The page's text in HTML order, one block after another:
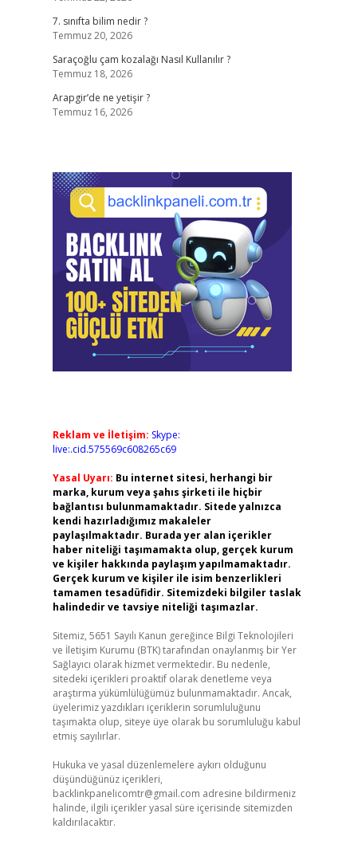
7. sınıfta bilim nedir ?
Temmuz 20, 2026
Saraçoğlu çam kozalağı Nasıl Kullanılır ?
Temmuz 18, 2026
Arapgir’de ne yetişir ?
Temmuz 16, 2026
Reklam ve İletişim: Skype:
live:.cid.575569c608265c69
Yasal Uyarı: Bu internet sitesi, herhangi bir
marka, kurum veya şahıs şirketi ile hiçbir
bağlantısı bulunmamaktadır. Sitede yalnızca
kendi hazırladığımız makaleler
paylaşılmaktadır. Burada yer alan içerikler
haber niteliği taşımamakta olup, gerçek kurum
ve kişiler hakkında paylaşım yapılmamaktadır.
Gerçek kurum ve kişiler ile isim benzerlikleri
tamamen tesadüfidir. Sitemizdeki bilgiler taslak
halindedir ve tavsiye niteliği taşımazlar.
Sitemiz, 5651 Sayılı Kanun gereğince Bilgi Teknolojileri
ve İletişim Kurumu (BTK) tarafından onaylanmış bir Yer
Sağlayıcı olarak hizmet vermektedir. Bu nedenle,
sitedeki içerikleri proaktif olarak denetleme veya
araştırma yükümlülüğümüz bulunmamaktadır. Ancak,
üyelerimiz yazdıkları içeriklerin sorumluluğunu
taşımakta olup, siteye üye olarak bu sorumluluğu kabul
etmiş sayılırlar.
Hukuka ve yasal düzenlemelere aykırı olduğunu
düşündüğünüz içerikleri,
backlinkpanelicomtr@gmail.com adresine bildirmeniz
halinde, ilgili içerikler yasal süre içerisinde sitemizden
kaldırılacaktır.